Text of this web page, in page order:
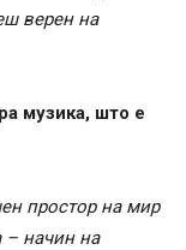
верен на
музика, што е
простор на мир
– начин на